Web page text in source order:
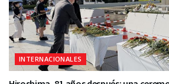
INTERNACIONALES